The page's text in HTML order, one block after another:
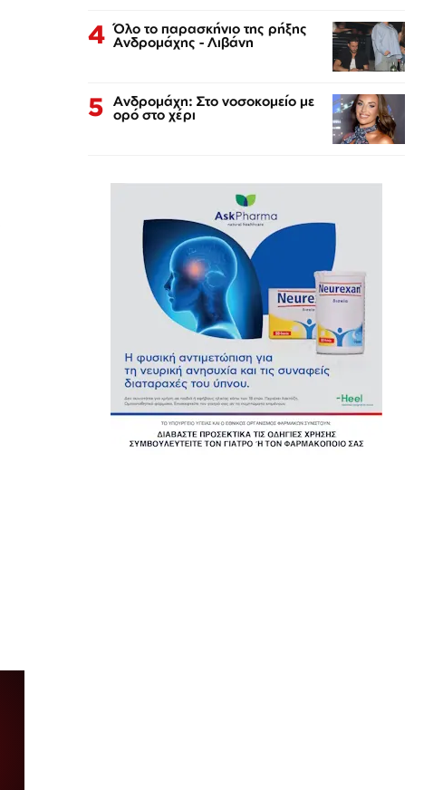
4 Όλο το παρασκήνιο της ρήξης
Ανδρομάχης - Λιβάνη
5 Ανδρομάχη: Στο νοσοκομείο με
ορό στο χέρι